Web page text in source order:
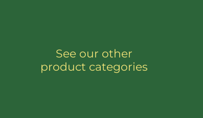
See our other
product categories